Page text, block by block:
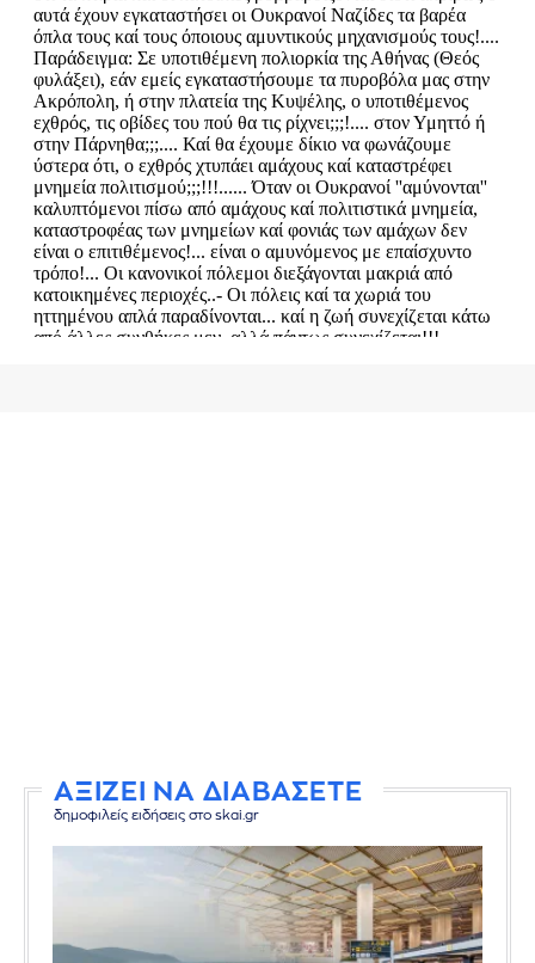
ΑΞΙΖΕΙ ΝΑ ΔΙΑΒΑΣΕΤΕ
δημοφιλείς ειδήσεις στο skai.gr